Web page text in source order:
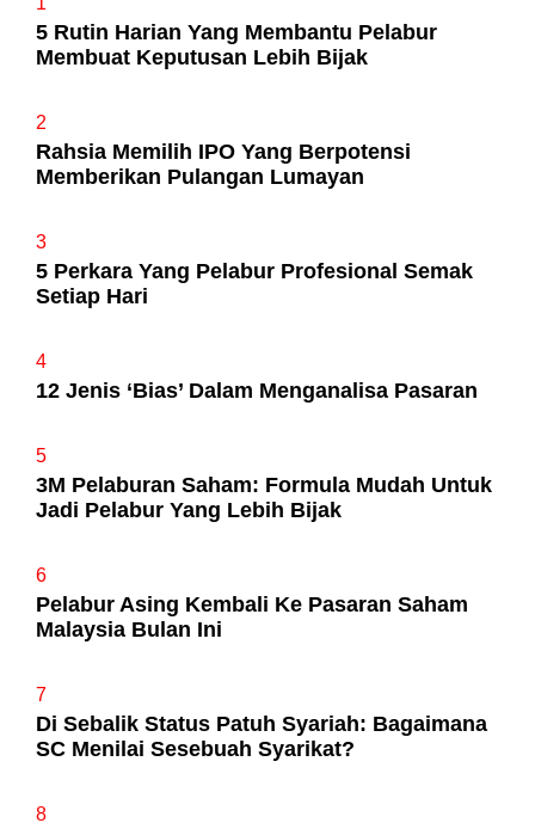
5 Rutin Harian Yang Membantu Pelabur
Membuat Keputusan Lebih Bijak
2
Rahsia Memilih IPO Yang Berpotensi
Memberikan Pulangan Lumayan
3
5 Perkara Yang Pelabur Profesional Semak
Setiap Hari
4
12 Jenis ‘Bias’ Dalam Menganalisa Pasaran
5
3M Pelaburan Saham: Formula Mudah Untuk
Jadi Pelabur Yang Lebih Bijak
6
Pelabur Asing Kembali Ke Pasaran Saham
Malaysia Bulan Ini
7
Di Sebalik Status Patuh Syariah: Bagaimana
SC Menilai Sesebuah Syarikat?
8